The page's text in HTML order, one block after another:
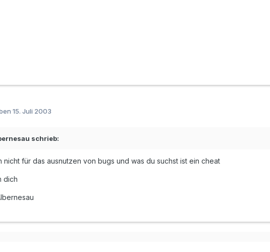
15. Juli 2003
schrieb:
nicht für das ausnutzen von bugs und was du suchst ist ein cheat
dich